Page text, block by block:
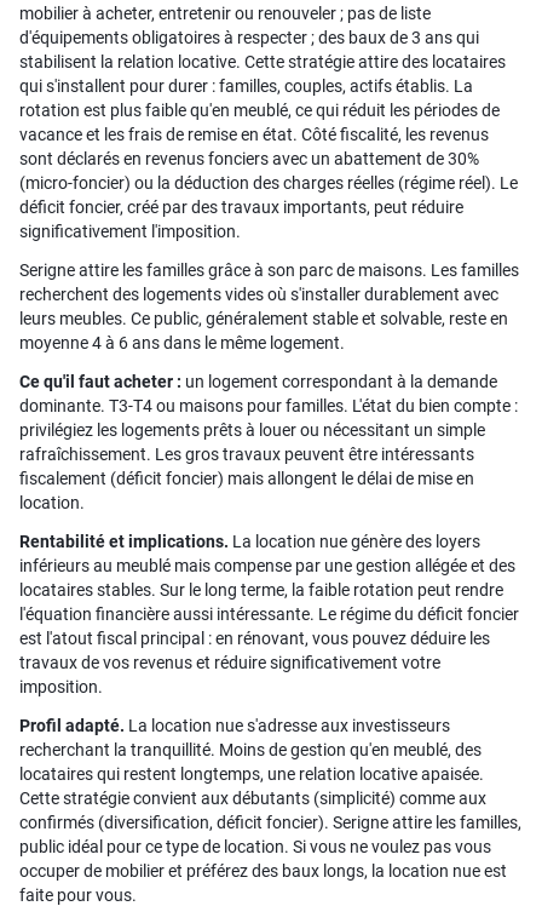
mobilier à acheter, entretenir ou renouveler ; pas de liste
d'équipements obligatoires à respecter ; des baux de 3 ans qui
stabilisent la relation locative. Cette stratégie attire des locataires
qui s'installent pour durer : familles, couples, actifs établis. La
rotation est plus faible qu'en meublé, ce qui réduit les périodes de
vacance et les frais de remise en état. Côté fiscalité, les revenus
sont déclarés en revenus fonciers avec un abattement de 30%
(micro-foncier) ou la déduction des charges réelles (régime réel). Le
déficit foncier, créé par des travaux importants, peut réduire
significativement l'imposition.
Serigne attire les familles grâce à son parc de maisons. Les familles
recherchent des logements vides où s'installer durablement avec
leurs meubles. Ce public, généralement stable et solvable, reste en
moyenne 4 à 6 ans dans le même logement.
Ce qu'il faut acheter : un logement correspondant à la demande
dominante. T3-T4 ou maisons pour familles. L'état du bien compte :
privilégiez les logements prêts à louer ou nécessitant un simple
rafraîchissement. Les gros travaux peuvent être intéressants
fiscalement (déficit foncier) mais allongent le délai de mise en
location.
Rentabilité et implications. La location nue génère des loyers
inférieurs au meublé mais compense par une gestion allégée et des
locataires stables. Sur le long terme, la faible rotation peut rendre
l'équation financière aussi intéressante. Le régime du déficit foncier
est l'atout fiscal principal : en rénovant, vous pouvez déduire les
travaux de vos revenus et réduire significativement votre
imposition.
Profil adapté. La location nue s'adresse aux investisseurs
recherchant la tranquillité. Moins de gestion qu'en meublé, des
locataires qui restent longtemps, une relation locative apaisée.
Cette stratégie convient aux débutants (simplicité) comme aux
confirmés (diversification, déficit foncier). Serigne attire les familles,
public idéal pour ce type de location. Si vous ne voulez pas vous
occuper de mobilier et préférez des baux longs, la location nue est
faite pour vous.